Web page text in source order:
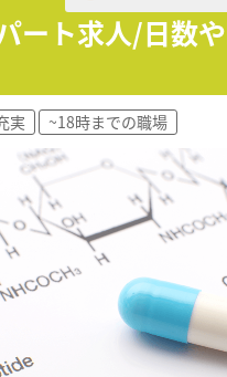
ート求人/日数
実 ~18時までの職場